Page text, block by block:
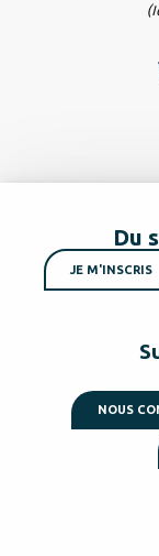
Du
JE M'INSCRIS
NOUS